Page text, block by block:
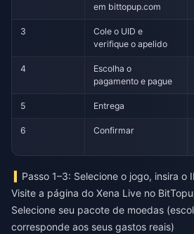
em bittopup.com
3
Cole o UID e
verifique o apelido
4
Escolha o
pagamento e pague
5 Entrega
6 Confirmar
Passo 1–3: Selecione o jogo, insira o
Visite a página do Xena Live no
Selecione seu pacote de moedas
corresponde aos seus gastos reais)